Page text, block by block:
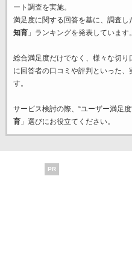
ート調査を実施。
満足度に関する回答を基に、調査し
知育」ランキングを発表しています。
総合満足度だけでなく、様々な切り
に回答者の口コミや評判といった
す。
サービス検討の際、“ユーザー満足
育」選びにお役立てください。
PR